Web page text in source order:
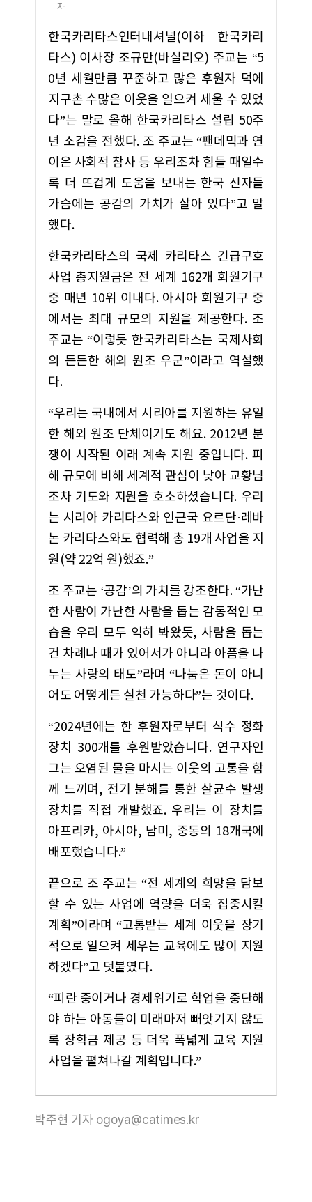
자
한국카리타스인터내셔널(이하 한국카리
타스) 이사장 조규만(바실리오) 주교는 “5
0년 세월만큼 꾸준하고 많은 후원자 덕에
지구촌 수많은 이웃을 일으켜 세울 수 있었
다”는 말로 올해 한국카리타스 설립 50주
년 소감을 전했다. 조 주교는 “팬데믹과 연
이은 사회적 참사 등 우리조차 힘들 때일수
록 더 뜨겁게 도움을 보내는 한국 신자들
가슴에는 공감의 가치가 살아 있다”고 말
했다.
한국카리타스의 국제 카리타스 긴급구호
사업 총지원금은 전 세계 162개 회원기구
중 매년 10위 이내다. 아시아 회원기구 중
에서는 최대 규모의 지원을 제공한다. 조
주교는 “이렇듯 한국카리타스는 국제사회
의 든든한 해외 원조 우군”이라고 역설했
다.
“우리는 국내에서 시리아를 지원하는 유일
한 해외 원조 단체이기도 해요. 2012년 분
쟁이 시작된 이래 계속 지원 중입니다. 피
해 규모에 비해 세계적 관심이 낮아 교황님
조차 기도와 지원을 호소하셨습니다. 우리
는 시리아 카리타스와 인근국 요르단·레바
논 카리타스와도 협력해 총 19개 사업을 지
원(약 22억 원)했죠.”
조 주교는 ‘공감’의 가치를 강조한다. “가난
한 사람이 가난한 사람을 돕는 감동적인 모
습을 우리 모두 익히 봐왔듯, 사람을 돕는
건 차례나 때가 있어서가 아니라 아픔을 나
누는 사랑의 태도”라며 “나눔은 돈이 아니
어도 어떻게든 실천 가능하다”는 것이다.
“2024년에는 한 후원자로부터 식수 정화
장치 300개를 후원받았습니다. 연구자인
그는 오염된 물을 마시는 이웃의 고통을 함
께 느끼며, 전기 분해를 통한 살균수 발생
장치를 직접 개발했죠. 우리는 이 장치를
아프리카, 아시아, 남미, 중동의 18개국에
배포했습니다.”
끝으로 조 주교는 “전 세계의 희망을 담보
할 수 있는 사업에 역량을 더욱 집중시킬
계획”이라며 “고통받는 세계 이웃을 장기
적으로 일으켜 세우는 교육에도 많이 지원
하겠다”고 덧붙였다.
“피란 중이거나 경제위기로 학업을 중단해
야 하는 아동들이 미래마저 빼앗기지 않도
록 장학금 제공 등 더욱 폭넓게 교육 지원
사업을 펼쳐나갈 계획입니다.”
박주현 기자 ogoya@catimes.kr